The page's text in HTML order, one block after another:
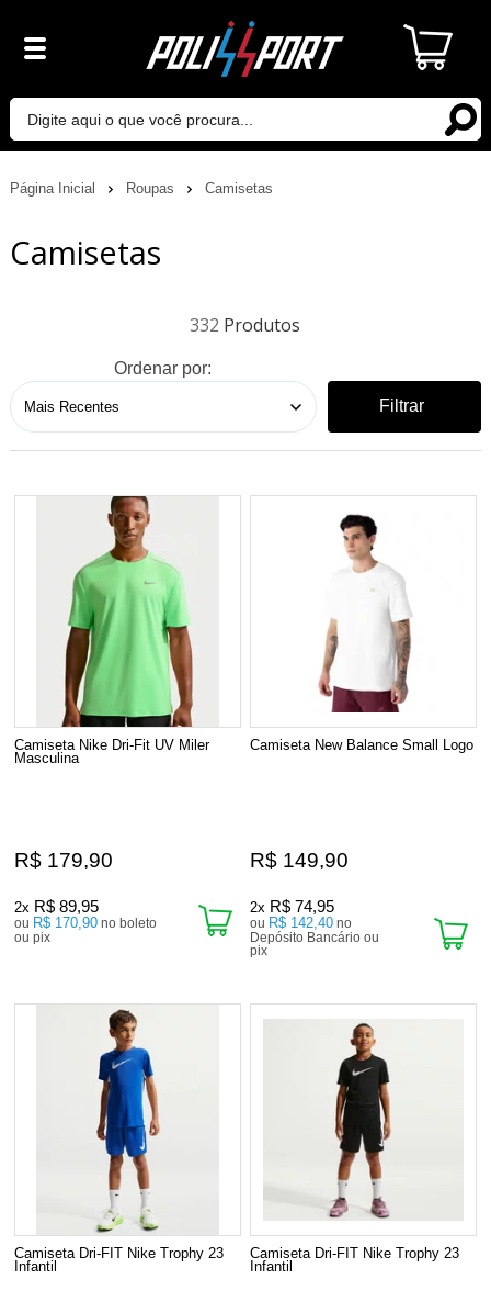
Página Inicial Roupas Camisetas
Camisetas
332
Ordenar por:
Filtrar
Camiseta Nike Dri-Fit UV Miler
Masculina
R$ 179,90
2x R$ 89,95
ou R$ 170,90 no boleto
ou pix
Camiseta New Balance Small Logo
R$ 149,90
2x R$ 74,95
ou R$ 142,40 no
Depósito Bancário ou
pix
Camiseta Dri-FIT Nike Trophy 23
Infantil
Camiseta Dri-FIT Nike Trophy 23
Infantil